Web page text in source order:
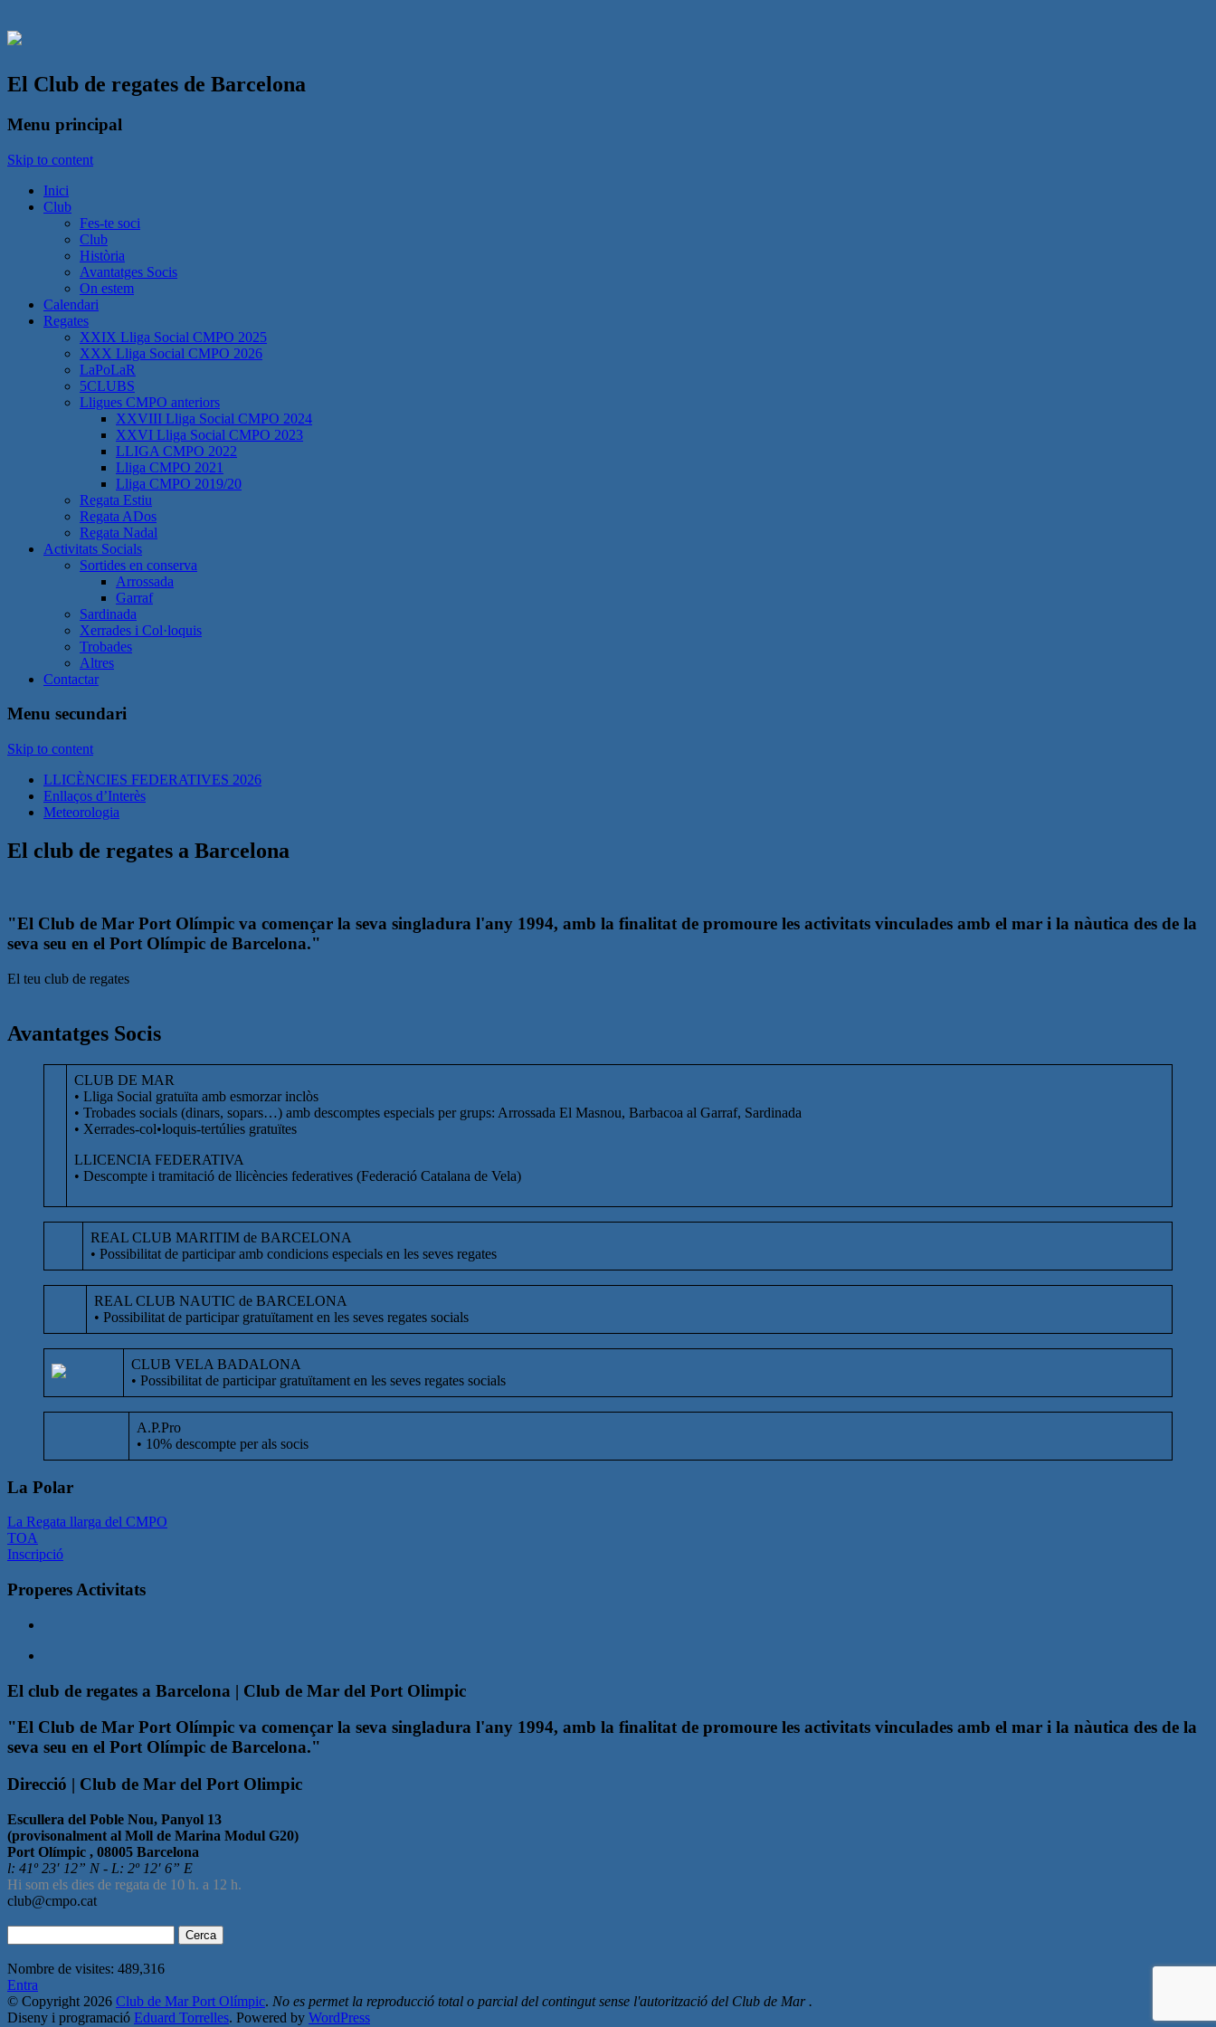
El Club de regates de Barcelona
Menu principal
Skip to content
Inici
Club
Fes-te soci
Club
Història
Avantatges Socis
On estem
Calendari
Regates
XXIX Lliga Social CMPO 2025
XXX Lliga Social CMPO 2026
LaPoLaR
5CLUBS
Lligues CMPO anteriors
XXVIII Lliga Social CMPO 2024
XXVI Lliga Social CMPO 2023
LLIGA CMPO 2022
Lliga CMPO 2021
Lliga CMPO 2019/20
Regata Estiu
Regata ADos
Regata Nadal
Activitats Socials
Sortides en conserva
Arrossada
Garraf
Sardinada
Xerrades i Col·loquis
Trobades
Altres
Contactar
Menu secundari
Skip to content
LLICÈNCIES FEDERATIVES 2026
Enllaços d’Interès
Meteorologia
El club de regates a Barcelona
"El Club de Mar Port Olímpic va començar la seva singladura l'any 1994, amb la finalitat de promoure les activitats vinculades amb el mar i la nàutica des de la
seva seu en el Port Olímpic de Barcelona."
El teu club de regates
Avantatges Socis
CLUB DE MAR
• Lliga Social gratuïta amb esmorzar inclòs
• Trobades socials (dinars, sopars…) amb descomptes especials per grups: Arrossada El Masnou, Barbacoa al Garraf, Sardinada
• Xerrades-col•loquis-tertúlies gratuïtes
LLICENCIA FEDERATIVA
• Descompte i tramitació de llicències federatives (Federació Catalana de Vela)
REAL CLUB MARITIM de BARCELONA
• Possibilitat de participar amb condicions especials en les seves regates
REAL CLUB NAUTIC de BARCELONA
• Possibilitat de participar gratuïtament en les seves regates socials
CLUB VELA BADALONA
• Possibilitat de participar gratuïtament en les seves regates socials
A.P.Pro
• 10% descompte per als socis
La Polar
La Regata llarga del CMPO
TOA
Inscripció
Properes Activitats
El club de regates a Barcelona | Club de Mar del Port Olimpic
"El Club de Mar Port Olímpic va començar la seva singladura l'any 1994, amb la finalitat de promoure les activitats vinculades amb el mar i la nàutica des de la
seva seu en el Port Olímpic de Barcelona."
Direcció | Club de Mar del Port Olimpic
Escullera del Poble Nou, Panyol 13
(provisonalment al Moll de Marina Modul G20)
Port Olímpic , 08005 Barcelona
l: 41º 23′ 12” N - L: 2º 12′ 6” E
Hi som els dies de regata de 10 h. a 12 h.
club@cmpo.cat
Nombre de visites: 489,316
Entra
© Copyright 2026 Club de Mar Port Olímpic. No es permet la reproducció total o parcial del contingut sense l'autorització del Club de Mar .
Diseny i programació Eduard Torrelles. Powered by WordPress